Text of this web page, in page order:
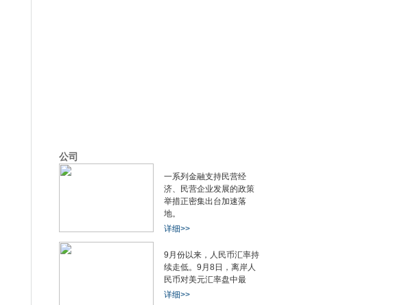
公司
一系列金融支持民营经
济、民营企业发展的政策
举措正密集出台加速落
地。
详细>>
9月份以来，人民币汇率持
续走低。9月8日，离岸人
民币对美元汇率盘中最
详细>>